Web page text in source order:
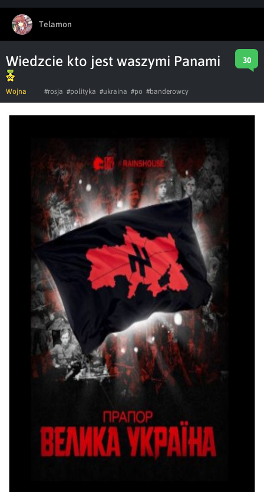
Telamon
Wiedzcie kto jest waszymi Panami 30
Wojna #rosja #polityka #ukraina #po #banderowcy